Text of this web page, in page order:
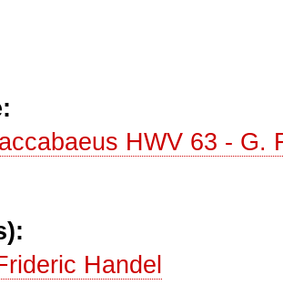
HWV 63 - G.
Handel